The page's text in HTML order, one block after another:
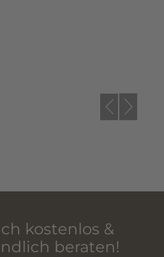
sowie für
kostenlos &
beraten!